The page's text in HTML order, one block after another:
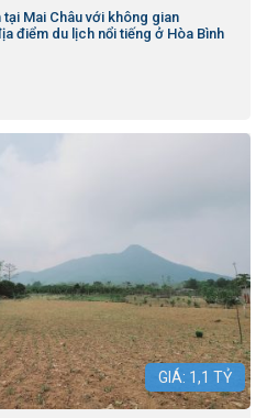
Mai Châu với không gian
điểm du lịch nổi tiếng ở Hòa Bình
GIÁ: 1,1 TỶ